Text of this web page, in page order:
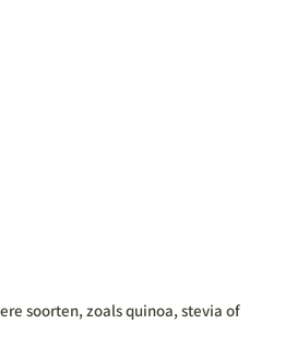
soorten, zoals quinoa, stevia of